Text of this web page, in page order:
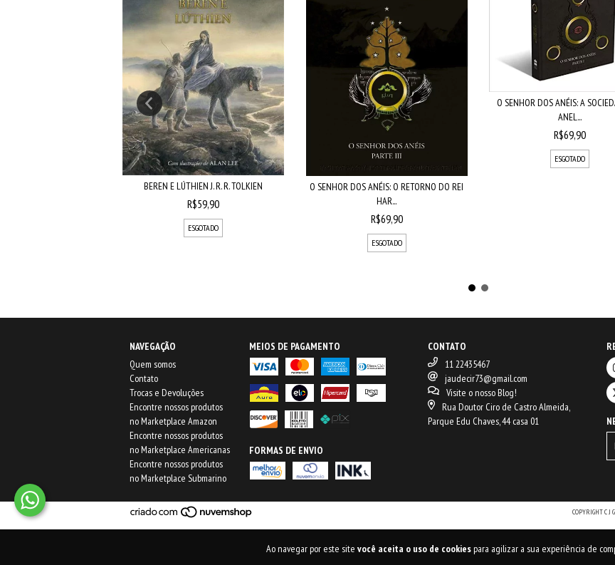
Ao navegar por este site você aceita o uso de cookiespara agilizar a sua experiência de
BEREN E LÚTHIEN J. R. R. TOLKIEN
R$59,90
ESGOTADO
O SENHOR DOS ANÉIS: O RETORNO DO REI
HAR...
R$69,90
ESGOTADO
O SENHOR DOS ANÉIS: A
ANEL...
R$69,90
ESGOTADO
NAVEGAÇÃO
Quem somos
Contato
Trocas e Devoluções
Encontre nossos produtos
no Marketplace Amazon
Encontre nossos produtos
no Marketplace Americanas
Encontre nossos produtos
no Marketplace Submarino
MEIOS DE PAGAMENTO
FORMAS DE ENVIO
CONTATO
11 22435467
jaudecir73@gmail.com
Visite o nosso Blog!
Rua Doutor Ciro de Castro Almeida,
Parque Edu Chaves, 44 casa 01
COPYRIGHT C